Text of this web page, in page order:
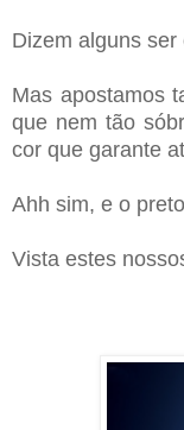
Dizem alguns
Mas apostamos
que nem tão
cor que garante
Ahh sim, e o
Vista estes